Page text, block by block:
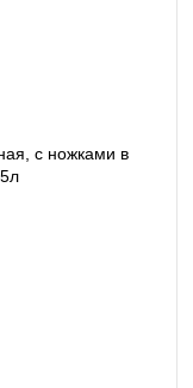
с ножками в